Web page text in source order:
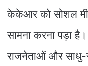
केकेआर को सोशल
सामना करना पड़ा
राजनेताओं और साधु-